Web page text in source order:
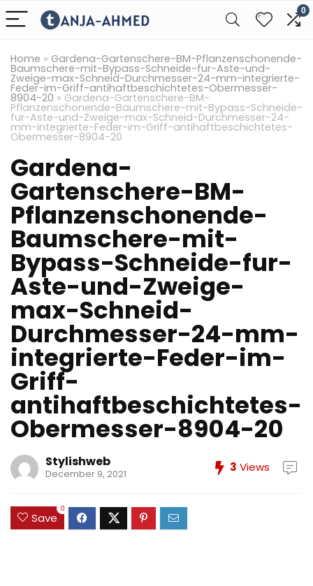
0
Home » Gardena-Gartenschere-BM-Pflanzenschonende-
Baumschere-mit-Bypass-Schneide-fur-Aste-und-
Zweige-max-Schneid-Durchmesser-24-mm-integrierte-
Feder-im-Griff-antihaftbeschichtetes-Obermesser-
8904-20 » Gardena-Gartenschere-BM-
Pflanzenschonende-Baumschere-mit-Bypass-Schneide-
fur-Aste-und-Zweige-max-Schneid-Durchmesser-24-
mm-integrierte-Feder-im-Griff-antihaftbeschichtetes-
Obermesser-8904-20
Gardena-
Gartenschere-BM-
Pflanzenschonende-
Baumschere-mit-
Bypass-Schneide-fur-
Aste-und-Zweige-
max-Schneid-
Durchmesser-24-mm-
integrierte-Feder-im-
Griff-
antihaftbeschichtetes-
Obermesser-8904-20
Stylishweb
December 9, 2021 3 Views
Save
0